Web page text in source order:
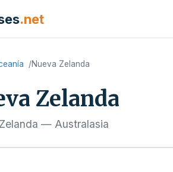
.net
Nueva Zelanda
Zelanda
— Australasia